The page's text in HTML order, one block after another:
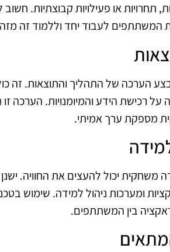
או פעילויות קבוצתיות.
המשתתפים לעבוד יחד וללמוד זה
הערכה של התהליך והתוצאות. זה
רכישת הידע והמיומנויות. הערכה
מספקת ערך אמיתי.
משחקית יכול להעצים את החוויה.
ומערכות ניהול למידה. שימוש
בין המשתתפים.